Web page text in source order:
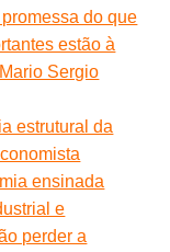
do que
estão à
Sergio
estrutural da
ensinada
e
perder a